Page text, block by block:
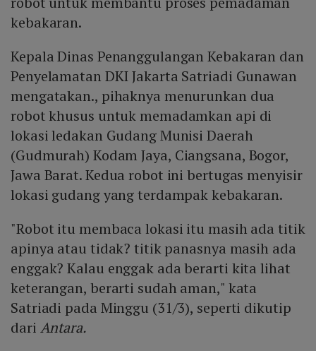
kebakaran.
Kepala Dinas Penanggulangan Kebakaran dan
Penyelamatan DKI Jakarta Satriadi Gunawan
mengatakan., pihaknya menurunkan dua
robot khusus untuk memadamkan api di
lokasi ledakan Gudang Munisi Daerah
(Gudmurah) Kodam Jaya, Ciangsana, Bogor,
Jawa Barat. Kedua robot ini bertugas menyisir
lokasi gudang yang terdampak kebakaran.
"Robot itu membaca lokasi itu masih ada titik
apinya atau tidak? titik panasnya masih ada
enggak? Kalau enggak ada berarti kita lihat
keterangan, berarti sudah aman," kata
Satriadi pada Minggu (31/3), seperti dikutip
dari Antara.